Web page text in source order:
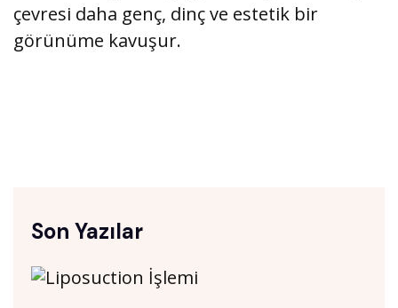
çevresi daha genç, dinç ve estetik bir
görünüme kavuşur.
Son Yazılar